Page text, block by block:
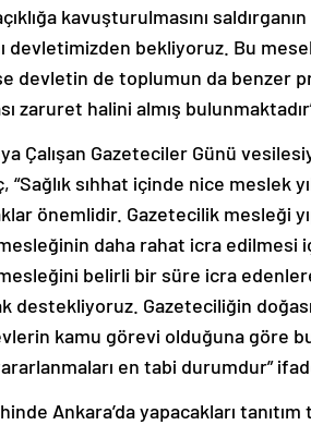
kavuşturulmasını
devletimizden bekliyoruz. Bu
devletin de toplumun da benzer
zaruret halini almış
Çalışan Gazeteciler Günü
“Sağlık sıhhat içinde nice meslek
önemlidir. Gazetecilik mesleği
daha rahat icra edilmesi
belirli bir süre icra
destekliyoruz. Gazeteciliğin
kamu görevi olduğuna göre
en tabi durumdur”
Ankara’da yapacakları